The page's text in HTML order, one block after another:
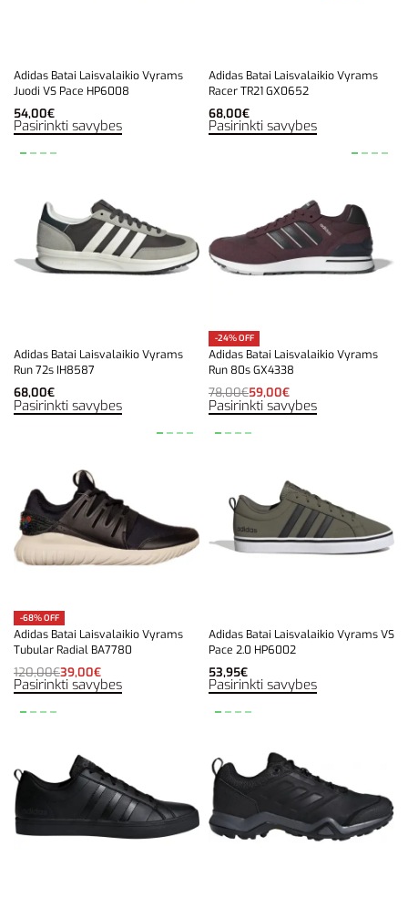
Adidas Batai Laisvalaikio Vyrams
Juodi VS Pace HP6008
54,00€
Pasirinkti savybes
Adidas Batai Laisvalaikio Vyrams
Racer TR21 GX0652
68,00€
Pasirinkti savybes
Adidas Batai Laisvalaikio Vyrams
Run 72s IH8587
68,00€
Pasirinkti savybes
-24% OFF
Adidas Batai Laisvalaikio Vyrams
Run 80s GX4338
78,00€59,00€
Pasirinkti savybes
-68% OFF
Adidas Batai Laisvalaikio Vyrams
Tubular Radial BA7780
120,00€39,00€
Pasirinkti savybes
Adidas Batai Laisvalaikio Vyrams VS
Pace 2.0 HP6002
53,95€
Pasirinkti savybes